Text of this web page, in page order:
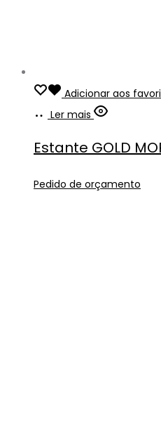
Adicionar aos
Ler mais
Estante GOLD
Pedido de orçamento